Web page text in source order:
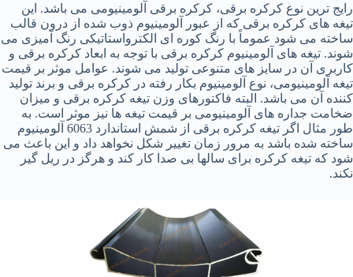
رایج ترین نوع کرکره برقی، کرکره برقی آلومینیومی می باشد. این
تیغه های کرکره برقی که از عبور آلومینیوم ذوب شده از درون قالب
ساخته می شود عموماً با رنگ کوره ای الکترواستاتیکی رنگ آمیزی می
شوند. تیغه های آلومینیوم کرکره برقی با توجه به ابعاد کرکره برقی و
کاربری آن در سایز های متنوعی تولید می شوند. عوامل موثر بر قیمت
تیغه آلومینیومی، نوع آلومینیوم بکار رفته در کرکره برقی و برند تولید
کننده آن می باشد. البته فاکتورهای وزن تیغه کرکره برقی و میزان
ضخامت جداره های آلومینیومی بر قیمت تیغه ها نیز موثر است. به
طور مثال اگر تیغه کرکره برقی از شمش استاندارد 6063 آلومینیوم
ساخته شده باشد به مرور زمان تغییر شکل نخواهد داد و این باعث می
شود که تیغه کرکره برای سالها بی صدا کار کند و هرگز در ریل گیر
نکند.